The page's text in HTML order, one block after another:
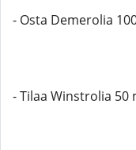
- Osta Demerolia
- Tilaa Winstrolia 50